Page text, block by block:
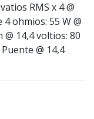
RMS x 4 @
ohmios: 55 W @
14,4 voltios: 80
@ 14,4